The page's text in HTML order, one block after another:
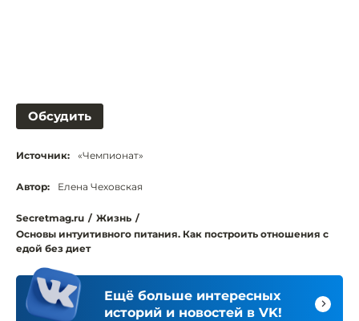
Обсудить
Источник: «Чемпионат»
Автор: Елена Чеховская
Secretmag.ru / Жизнь /
Основы интуитивного питания. Как построить отношения с
едой без диет
Ещё больше интересных
историй и новостей в VK!